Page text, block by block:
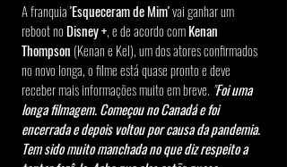
A franquia 'Esqueceram de Mim' vai ganhar um
reboot no Disney +, e de acordo com Kenan
Thompson (Kenan e Kel), um dos atores confirmados
no novo longa, o filme está quase pronto e deve
receber mais informações muito em breve. "Foi uma
longa filmagem. Começou no Canadá e foi
encerrada e depois voltou por causa da pandemia.
Tem sido muito manchada no que diz respeito a